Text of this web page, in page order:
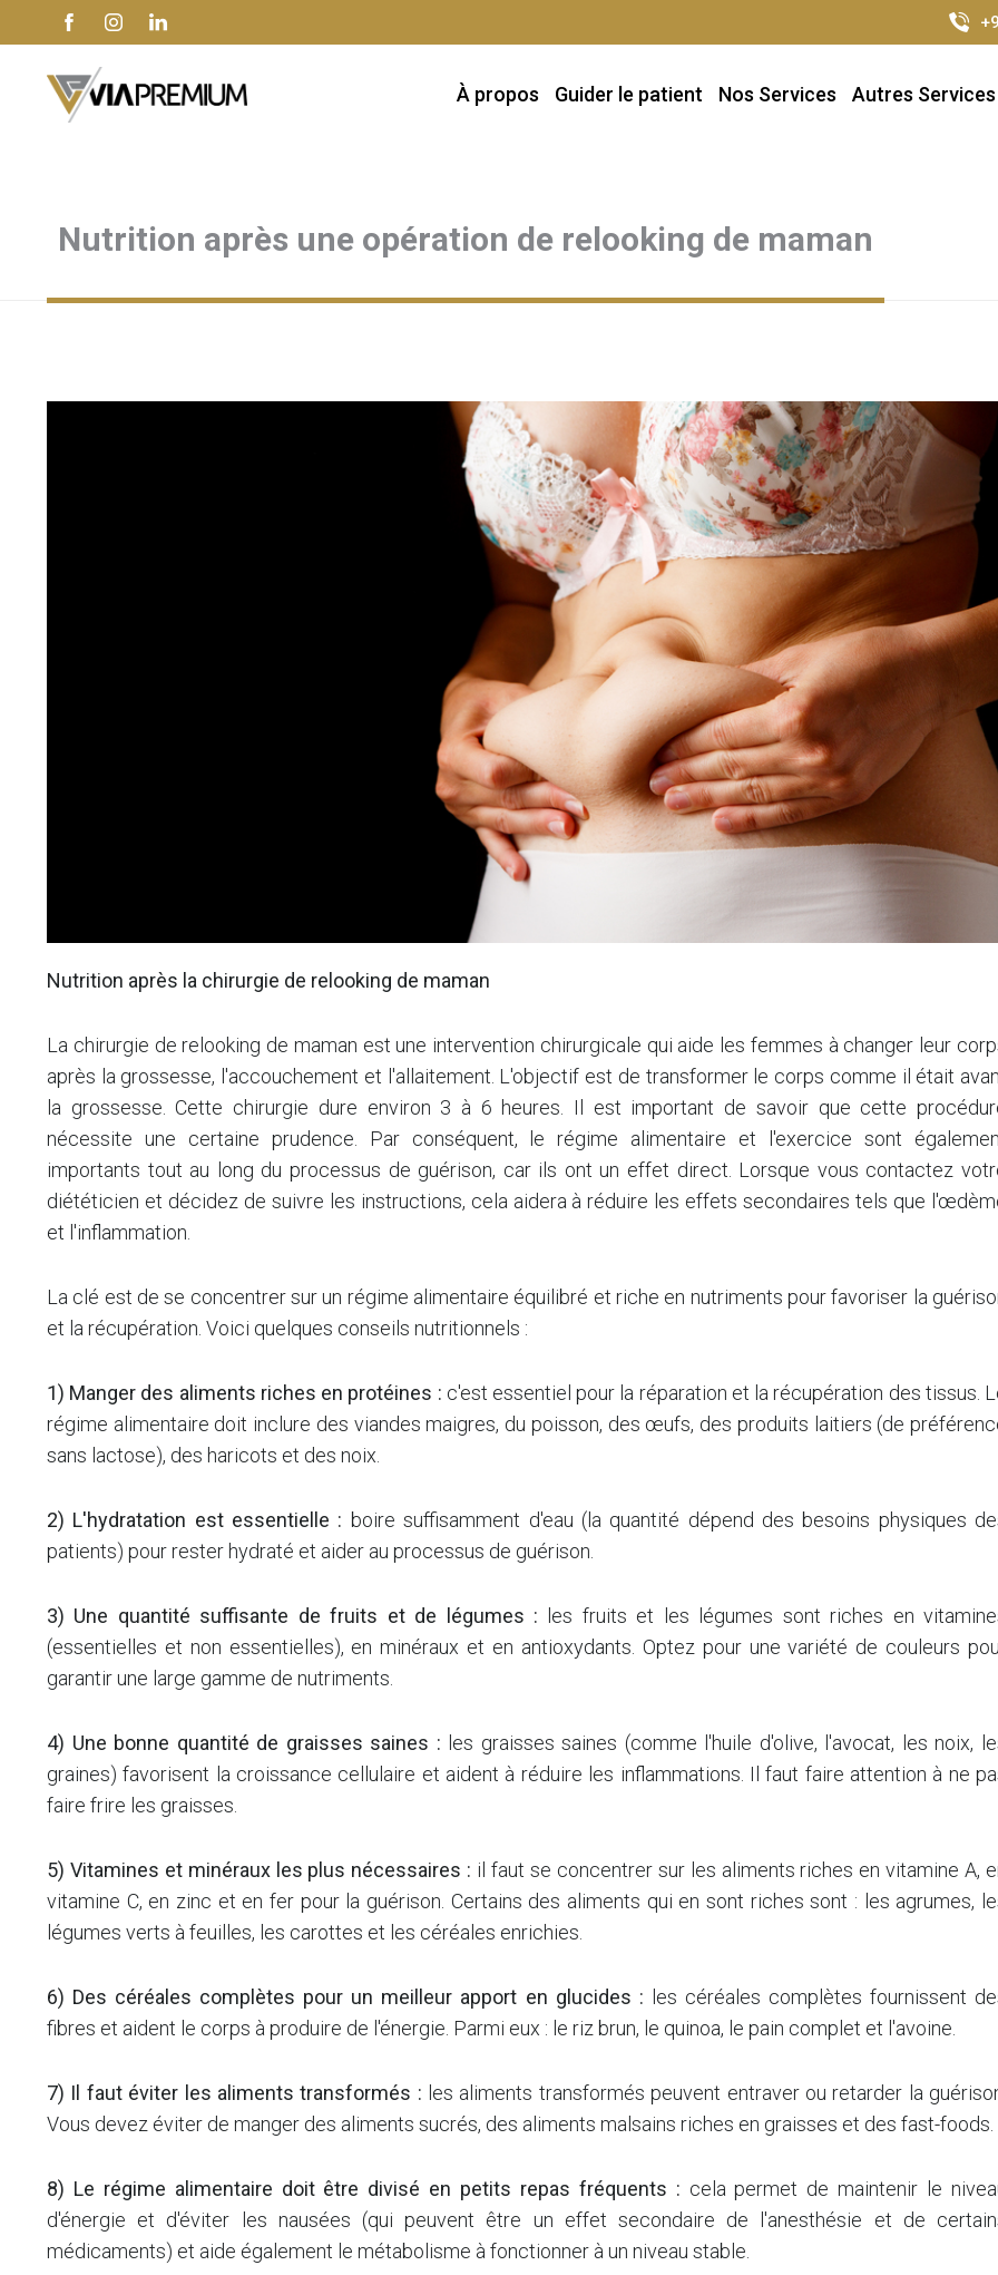
À propos Guider le patient Nos Services Autres Services
Nutrition après une opération de relooking de maman
Nutrition après la chirurgie de relooking de maman
La chirurgie de relooking de maman est une intervention chirurgicale qui aide les femmes à changer leur
après la grossesse, l'accouchement et l'allaitement. L'objectif est de transformer le corps comme il était
la grossesse. Cette chirurgie dure environ 3 à 6 heures. Il est important de savoir que cette
nécessite une certaine prudence. Par conséquent, le régime alimentaire et l'exercice sont
importants tout au long du processus de guérison, car ils ont un effet direct. Lorsque vous contactez
diététicien et décidez de suivre les instructions, cela aidera à réduire les effets secondaires tels que
et l'inflammation.
La clé est de se concentrer sur un régime alimentaire équilibré et riche en nutriments pour favoriser la
et la récupération. Voici quelques conseils nutritionnels :
1) Manger des aliments riches en protéines : c'est essentiel pour la réparation et la récupération des tissus.
régime alimentaire doit inclure des viandes maigres, du poisson, des œufs, des produits laitiers (de
sans lactose), des haricots et des noix.
2) L'hydratation est essentielle : boire suffisamment d'eau (la quantité dépend des besoins physiques
patients) pour rester hydraté et aider au processus de guérison.
3) Une quantité suffisante de fruits et de légumes : les fruits et les légumes sont riches en
(essentielles et non essentielles), en minéraux et en antioxydants. Optez pour une variété de couleurs
garantir une large gamme de nutriments.
4) Une bonne quantité de graisses saines : les graisses saines (comme l'huile d'olive, l'avocat, les noix,
graines) favorisent la croissance cellulaire et aident à réduire les inflammations. Il faut faire attention à ne
faire frire les graisses.
5) Vitamines et minéraux les plus nécessaires : il faut se concentrer sur les aliments riches en vitamine A,
vitamine C, en zinc et en fer pour la guérison. Certains des aliments qui en sont riches sont : les agrumes,
légumes verts à feuilles, les carottes et les céréales enrichies.
6) Des céréales complètes pour un meilleur apport en glucides : les céréales complètes fournissent
fibres et aident le corps à produire de l'énergie. Parmi eux : le riz brun, le quinoa, le pain complet et l'avoine.
7) Il faut éviter les aliments transformés : les aliments transformés peuvent entraver ou retarder la
Vous devez éviter de manger des aliments sucrés, des aliments malsains riches en graisses et des fast-foods.
8) Le régime alimentaire doit être divisé en petits repas fréquents : cela permet de maintenir le
d'énergie et d'éviter les nausées (qui peuvent être un effet secondaire de l'anesthésie et de
médicaments) et aide également le métabolisme à fonctionner à un niveau stable.